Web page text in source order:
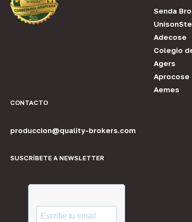
Senda
Adecose
Colegio
Agers
Aprocose
Aemes
CONTACTO
produccion@quality-brokers.com
SUSCRÍBETE A NEWSLETTER